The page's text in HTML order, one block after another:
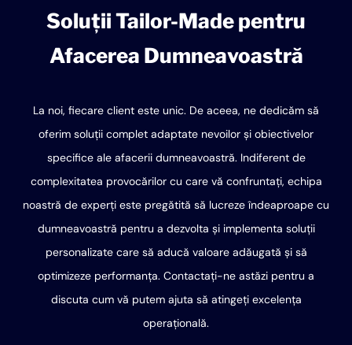
Soluții Tailor-Made pentru
Afacerea Dumneavoastră
La noi, fiecare client este unic. De aceea, ne dedicăm să
oferim soluții complet adaptate nevoilor și obiectivelor
specifice ale afacerii dumneavoastră. Indiferent de
complexitatea provocărilor cu care vă confruntați, echipa
noastră de experți este pregătită să lucreze îndeaproape cu
dumneavoastră pentru a dezvolta și implementa soluții
personalizate care să aducă valoare adăugată și să
optimizeze performanța. Contactați-ne astăzi pentru a
discuta cum vă putem ajuta să atingeți excelența
operațională.